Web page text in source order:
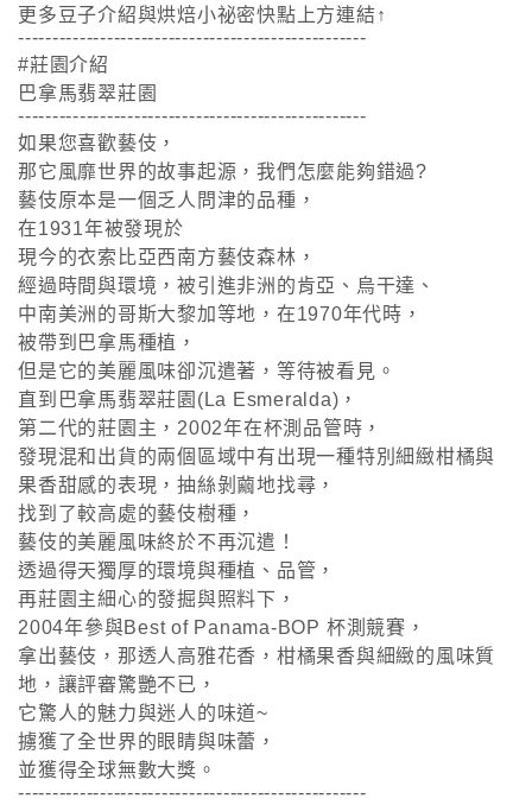
更多豆子介紹與烘焙小祕密快點上方連結↑
---------------------------------------------------
#莊園介紹
巴拿馬翡翠莊園
---------------------------------------------------
如果您喜歡藝伎，
那它風靡世界的故事起源，我們怎麼能夠錯過?
藝伎原本是一個乏人問津的品種，
在1931年被發現於
現今的衣索比亞西南方藝伎森林，
經過時間與環境，被引進非洲的肯亞、烏干達、
中南美洲的哥斯大黎加等地，在1970年代時，
被帶到巴拿馬種植，
但是它的美麗風味卻沉遣著，等待被看見。
直到巴拿馬翡翠莊園(La Esmeralda)，
第二代的莊園主，2002年在杯測品管時，
發現混和出貨的兩個區域中有出現一種特別細緻柑橘與
果香甜感的表現，抽絲剝繭地找尋，
找到了較高處的藝伎樹種，
藝伎的美麗風味終於不再沉遣！
透過得天獨厚的環境與種植、品管，
再莊園主細心的發掘與照料下，
2004年參與Best of Panama-BOP 杯測競賽，
拿出藝伎，那透人高雅花香，柑橘果香與細緻的風味質
地，讓評審驚艷不已，
它驚人的魅力與迷人的味道~
擄獲了全世界的眼睛與味蕾，
並獲得全球無數大獎。
---------------------------------------------------